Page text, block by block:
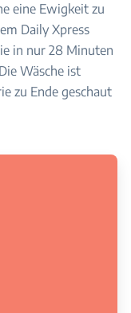
eine Ewigkeit zu
Daily Xpress
in nur 28 Minuten
Wäsche ist
zu Ende geschaut